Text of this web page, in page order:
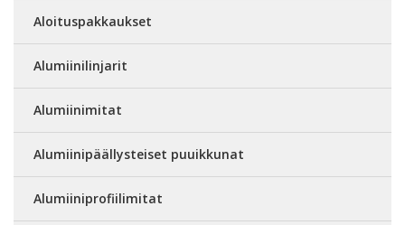
Aloituspakkaukset
Alumiinilinjarit
Alumiinimitat
Alumiinipäällysteiset puuikkunat
Alumiiniprofiilimitat